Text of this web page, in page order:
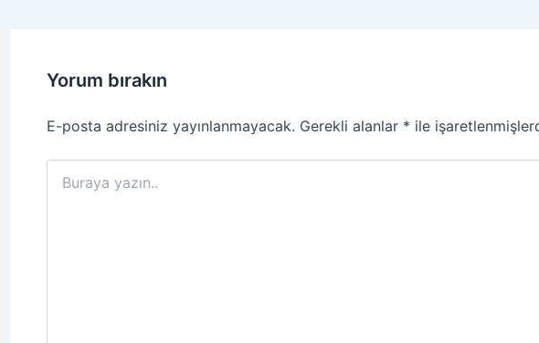
Yorum bırakın
E-posta adresiniz yayınlanmayacak. Gerekli alanlar * ile
Buraya
yazın..